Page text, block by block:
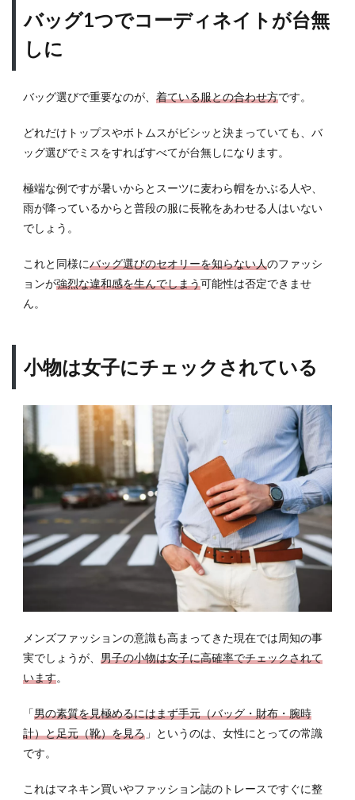
グの
種類
と特
ッグ
ビジ
バッ
グ/ブ
フケ
ース
グ
グ/セ
ドバ
ッグ
3
背負
と特
徴
クパ
ック/
リュ
ク
バッグ1つでコーディネイトが台無
しに
バッグ選びで重要なのが、 着ている服との合わせ方です。
どれだけトップスやボトムスがビシッと決まっていても、バ
ッグ選びでミスをすればすべてが台無しになります。
極端な例ですが暑いからとスーツに麦わら帽をかぶる人や、
雨が降っているからと普段の服に長靴をあわせる人はいない
でしょう。
これと同様にバッグ選びのセオリーを知らない人のファッシ
ョンが強烈な違和感を生んでしまう可能性は否定できませ
ん。
小物は女子にチェックされている
メンズファッションの意識も高まってきた現在では周知の事
実でしょうが、 男子の小物は女子に高確率でチェックされて
います。
「男の素質を見極めるにはまず手元（バッグ・財布・腕時
計）と足元（靴）を見ろ 」というのは、女性にとっての常識
です。
これはマネキン買いやファッション誌のトレースですぐに整